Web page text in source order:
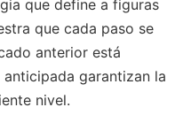
que define a figuras
que cada paso se
anterior está
garantizan la
nivel.